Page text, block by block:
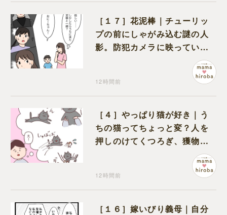
［１７］花泥棒｜チューリッ
プの前にしゃがみ込む謎の人
影。防犯カメラに映っていた
12時間前
［４］やっぱり猫が好き｜う
ちの猫ってちょっと変？人を
押しのけてくつろぎ、獲物に
も物怖じしない鋼のハート
12時間前
［１６］嫁いびり義母｜自分